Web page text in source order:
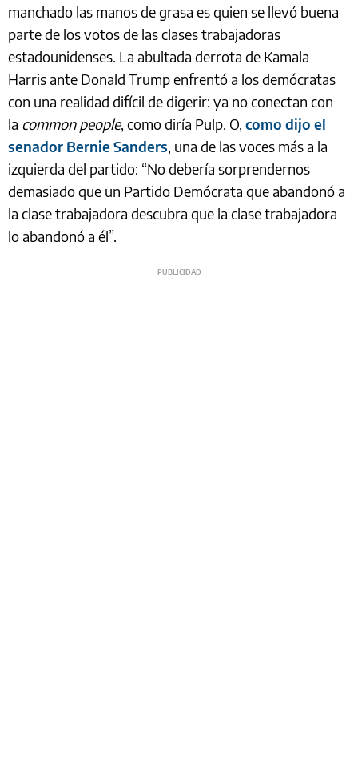
manchado las manos de grasa es quien se llevó buena
parte de los votos de las clases trabajadoras
estadounidenses. La abultada derrota de Kamala
Harris ante Donald Trump enfrentó a los demócratas
con una realidad difícil de digerir: ya no conectan con
la common people, como diría Pulp. O, como dijo el
senador Bernie Sanders, una de las voces más a la
izquierda del partido: “No debería sorprendernos
demasiado que un Partido Demócrata que abandonó a
la clase trabajadora descubra que la clase trabajadora
lo abandonó a él”.